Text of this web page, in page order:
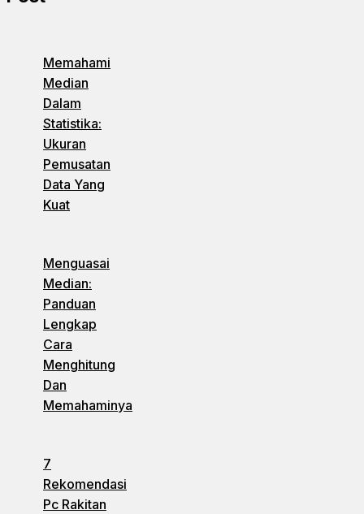
Memahami
Median
Dalam
Statistika:
Ukuran
Pemusatan
Data Yang
Kuat
Menguasai
Median:
Panduan
Lengkap
Cara
Menghitung
Dan
Memahaminya
7
Rekomendasi
Pc Rakitan